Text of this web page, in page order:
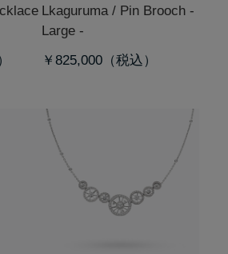
Lkaguruma / Pin Brooch -
Large -
￥825,000